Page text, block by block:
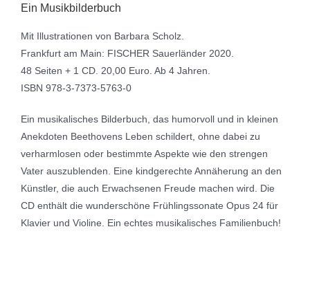
Ein Musikbilderbuch
Mit Illustrationen von Barbara Scholz.
Frankfurt am Main: FISCHER Sauerländer 2020.
48 Seiten + 1 CD. 20,00 Euro. Ab 4 Jahren.
ISBN 978-3-7373-5763-0
Ein musikalisches Bilderbuch, das humorvoll und in kleinen
Anekdoten Beethovens Leben schildert, ohne dabei zu
verharmlosen oder bestimmte Aspekte wie den strengen
Vater auszublenden. Eine kindgerechte Annäherung an den
Künstler, die auch Erwachsenen Freude machen wird. Die
CD enthält die wunderschöne Frühlingssonate Opus 24 für
Klavier und Violine. Ein echtes musikalisches Familienbuch!